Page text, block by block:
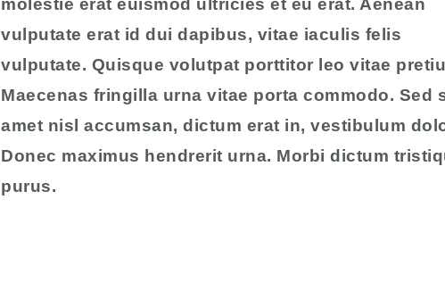
molestie erat euismod ultricies et eu erat. Aenean
vulputate erat id dui dapibus, vitae iaculis felis
vulputate. Quisque volutpat porttitor leo vitae
Maecenas fringilla urna vitae porta commodo. Sed
amet nisl accumsan, dictum erat in, vestibulum
Donec maximus hendrerit urna. Morbi dictum
purus.